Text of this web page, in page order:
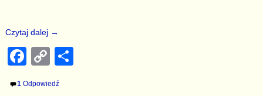
Czytaj dalej →
F
C
o
1 Odpowiedź